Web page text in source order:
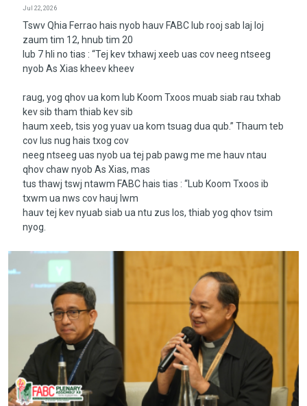
Jul 22, 2026
Tswv Qhia Ferrao hais nyob hauv FABC lub rooj sab laj loj
zaum tim 12, hnub tim 20
lub 7 hli no tias : “Tej kev txhawj xeeb uas cov neeg ntseeg
nyob As Xias kheev kheev
raug, yog qhov ua kom lub Koom Txoos muab siab rau txhab
kev sib tham thiab kev sib
haum xeeb, tsis yog yuav ua kom tsuag dua qub.” Thaum teb
cov lus nug hais txog cov
neeg ntseeg uas nyob ua tej pab pawg me me hauv ntau
qhov chaw nyob As Xias, mas
tus thawj tswj ntawm FABC hais tias : “Lub Koom Txoos ib
txwm ua nws cov hauj lwm
hauv tej kev nyuab siab ua ntu zus los, thiab yog qhov tsim
nyog.